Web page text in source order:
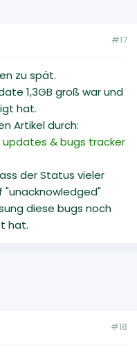
#17
zu spät.
1,3GB groß war und
hat.
Artikel durch:
updates & bugs tracker
der Status vieler
"unacknowledged"
diese bugs noch
hat.
#18